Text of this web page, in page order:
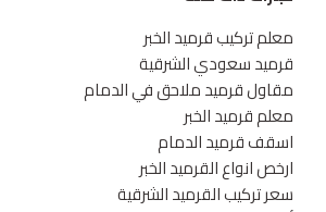
معلم تركيب قرميد الخبر
قرميد سعودي الشرقية
مقاول قرميد ملاحق في الدمام
معلم قرميد الخبر
اسقف قرميد الدمام
ارخص انواع القرميد الخبر
سعر تركيب القرميد الشرقية